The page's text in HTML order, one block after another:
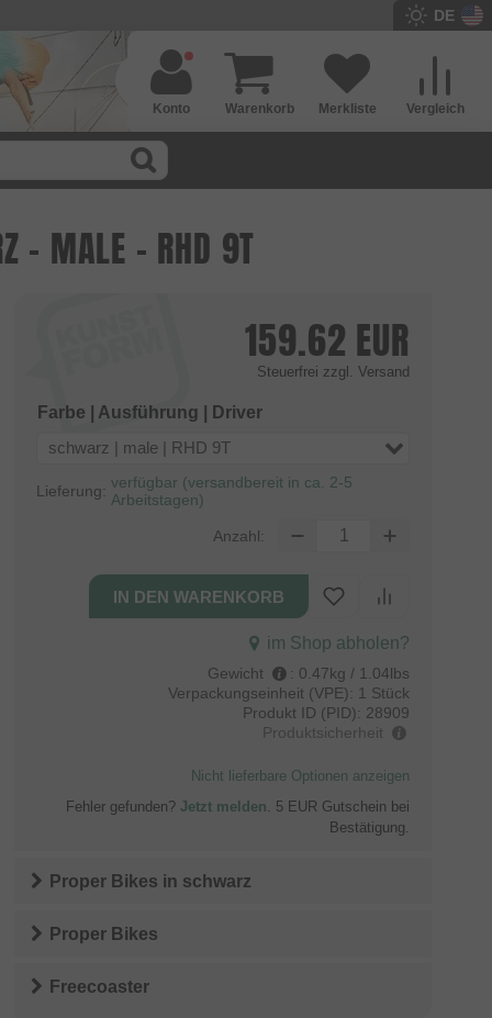
DE
Vergleich
Merkliste
Warenkorb
Konto
- MALE - RHD 9T
159.62 EUR
Steuerfrei zzgl. Versand
Farbe | Ausführung | Driver
schwarz | male | RHD 9T
Lieferung: verfügbar (versandbereit in ca. 2-5
Arbeitstagen)
Anzahl:
im Shop abholen?
Gewicht : 0.47kg / 1.04lbs
Verpackungseinheit (VPE): 1 Stück
Produkt ID (PID): 28909
Produktsicherheit
Nicht lieferbare Optionen anzeigen
Fehler gefunden? Jetzt melden. 5 EUR Gutschein bei
Bestätigung.
Proper Bikes in schwarz
Proper Bikes
Freecoaster